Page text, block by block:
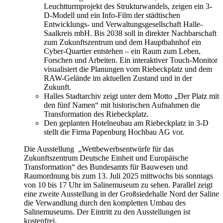
Leuchtturmprojekt des Strukturwandels, zeigen ein 3-
D-Modell und ein Info-Film der städtischen
Entwicklungs- und Verwaltungsgesellschaft Halle-
Saalkreis mbH. Bis 2038 soll in direkter Nachbarschaft
zum Zukunftszentrum und dem Hauptbahnhof ein
Cyber-Quartier entstehen – ein Raum zum Leben,
Forschen und Arbeiten. Ein interaktiver Touch-Monitor
visualisiert die Planungen vom Riebeckplatz und dem
RAW-Gelände im aktuellen Zustand und in der
Zukunft.
Halles Stadtarchiv zeigt unter dem Motto „Der Platz mit
den fünf Namen“ mit historischen Aufnahmen die
Transformation des Riebeckplatz.
Den geplanten Hotelneubau am Riebeckplatz in 3-D
stellt die Firma Papenburg Hochbau AG vor.
Die Ausstellung „Wettbewerbsentwürfe für das
Zukunftszentrum Deutsche Einheit und Europäische
Transformation“ des Bundesamts für Bauwesen und
Raumordnung bis zum 13. Juli 2025 mittwochs bis sonntags
von 10 bis 17 Uhr im Salinemuseum zu sehen. Parallel zeigt
eine zweite Ausstellung in der Großsiedehalle Nord der Saline
die Verwandlung durch den kompletten Umbau des
Salinemuseums. Der Eintritt zu den Ausstellungen ist
kostenfrei.